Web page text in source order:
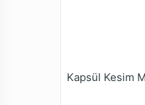
Kalite ve güvenden
Dijital Mağazamızda
yapabilirsiniz.